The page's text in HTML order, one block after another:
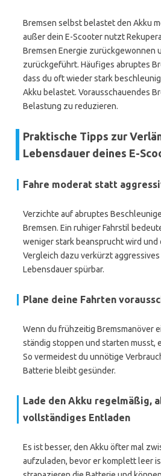
Bremsen selbst belastet den Akku
außer dein E-Scooter nutzt
Bremsen Energie zurückgewonnen
zurückgeführt. Häufiges abruptes
dass du oft wieder stark
Akku belastet. Vorausschauendes
Belastung zu reduzieren.
Praktische Tipps zur
Lebensdauer deines E-
Fahre moderat statt
Verzichte auf abruptes
Bremsen. Ein ruhiger Fahrstil
weniger stark beansprucht wird und
Vergleich dazu verkürzt aggressives
Lebensdauer spürbar.
Plane deine Fahrten
Wenn du frühzeitig Bremsmanöver
ständig stoppen und starten musst,
So vermeidest du unnötige
Batterie bleibt gesünder.
Lade den Akku regelmäßig,
vollständiges Entladen
Es ist besser, den Akku öfter mal
aufzuladen, bevor er komplett leer